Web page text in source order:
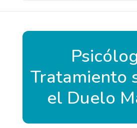
Tratamiento
el Duelo